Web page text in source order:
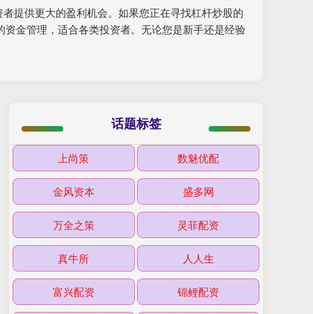
提供更大的盈利机会。如果您正在寻找杠杆炒股的
金管理，适合各类投资者。无论您是新手还是经验
话题标签
上尚策 数魅优配
金风资本 盛多网
万全之策 灵菲配资
真牛所 人人生
富兴配资 锦鲤配资